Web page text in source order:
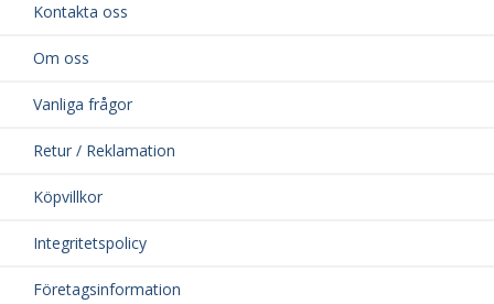
Kontakta oss
Om oss
Vanliga frågor
Retur / Reklamation
Köpvillkor
Integritetspolicy
Företagsinformation